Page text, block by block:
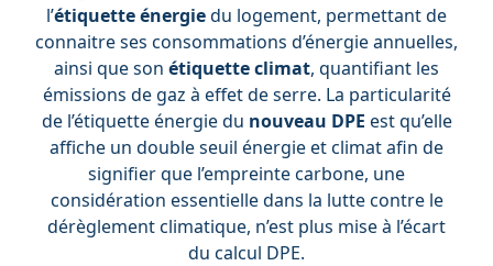
l’étiquette énergiedu logement, permettant de
connaitre ses consommations d’énergie annuelles,
ainsi que son étiquette climat, quantifiant les
émissions de gaz à effet de serre. La particularité
de l’étiquette énergie du nouveau DPE est qu’elle
affiche un double seuil énergie et climat afin de
signifier que l’empreinte carbone, une
considération essentielle dans la lutte contre le
dérèglement climatique, n’est plus mise à l’écart
du calcul DPE.